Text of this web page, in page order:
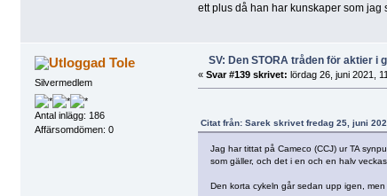
ett plus då han har kunskaper som jag
Tole
Silvermedlem
Antal inlägg: 186
Affärsomdömen: 0
SV: Den STORA tråden för aktier i
« Svar #139 skrivet: lördag 26, juni 2021,
Citat från: Sarek skrivet fredag 25, juni
Jag har tittat på Cameco (CCJ) ur TA
som gäller, och det i en och en halv veckas
Den korta cykeln går sedan upp igen,